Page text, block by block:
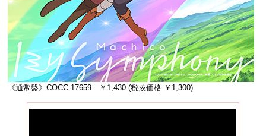
《通常盤》COCC-17659 ￥1,430 (税抜価格 ￥1,300)